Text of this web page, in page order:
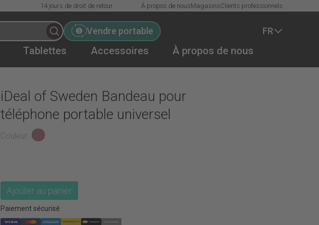
14 jours de droit de retour À propos de nousMagasinsClients professionnels
Vendre portable FR
Tablettes Accessoires
À propos de nous
iDeal of Sweden Bandeau pour
téléphone portable universel
Ajouter au panier
Paiement sécurisé
Couleur